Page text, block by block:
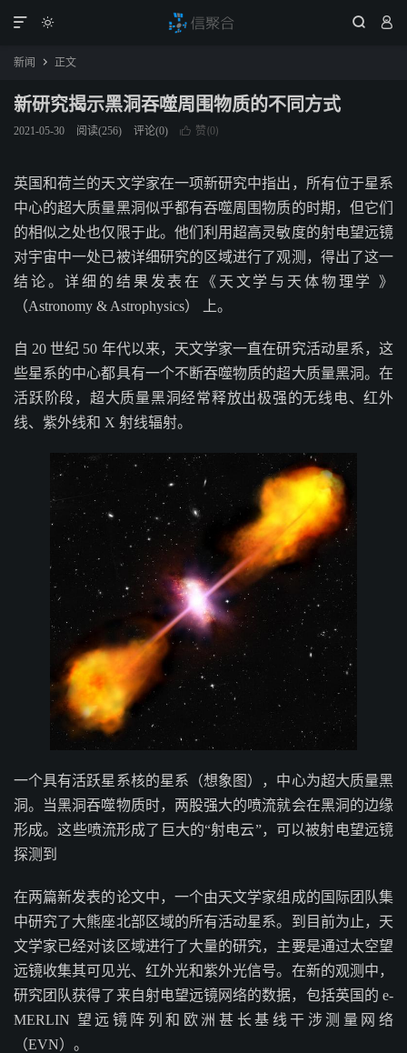
  

新闻  正文
新研究揭示黑洞吞噬周围物质的不同方式
2021-05-30 阅读(256) 评论(0)  赞(0)
英国和荷兰的天文学家在一项新研究中指出，所有位于星系
中心的超大质量黑洞似乎都有吞噬周围物质的时期，但它们
的相似之处也仅限于此。他们利用超高灵敏度的射电望远镜
对宇宙中一处已被详细研究的区域进行了观测，得出了这一
结论。详细的结果发表在《天文学与天体物理学 》
（Astronomy & Astrophysics） 上。
自 20 世纪 50 年代以来，天文学家一直在研究活动星系，这
些星系的中心都具有一个不断吞噬物质的超大质量黑洞。在
活跃阶段，超大质量黑洞经常释放出极强的无线电、红外
线、紫外线和 X 射线辐射。
一个具有活跃星系核的星系（想象图），中心为超大质量黑
洞。当黑洞吞噬物质时，两股强大的喷流就会在黑洞的边缘
形成。这些喷流形成了巨大的“射电云”，可以被射电望远镜
探测到
在两篇新发表的论文中，一个由天文学家组成的国际团队集
中研究了大熊座北部区域的所有活动星系。到目前为止，天
文学家已经对该区域进行了大量的研究，主要是通过太空望
远镜收集其可见光、红外光和紫外光信号。在新的观测中，
研究团队获得了来自射电望远镜网络的数据，包括英国的 e-
MERLIN 望远镜阵列和欧洲甚长基线干涉测量网络
（EVN）。